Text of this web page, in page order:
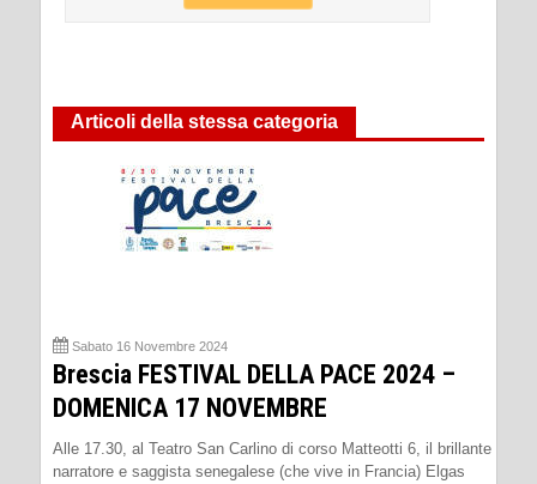
Articoli della stessa categoria
Sabato 16 Novembre 2024
Brescia FESTIVAL DELLA PACE 2024 –
DOMENICA 17 NOVEMBRE
Alle 17.30, al Teatro San Carlino di corso Matteotti 6, il brillante
narratore e saggista senegalese (che vive in Francia) Elgas